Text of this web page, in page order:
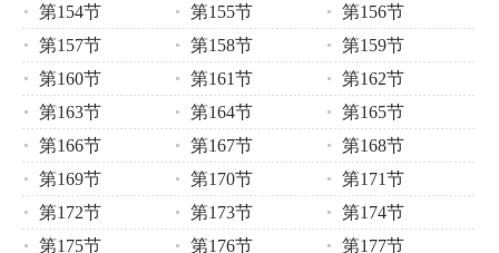
第154节
第155节
第156节
第157节
第158节
第159节
第160节
第161节
第162节
第163节
第164节
第165节
第166节
第167节
第168节
第169节
第170节
第171节
第172节
第173节
第174节
第175节
第176节
第177节